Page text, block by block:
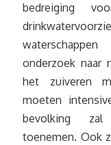
bedreiging
onderzoek naar
het zuiveren
moeten
bevolking
toenemen. Ook